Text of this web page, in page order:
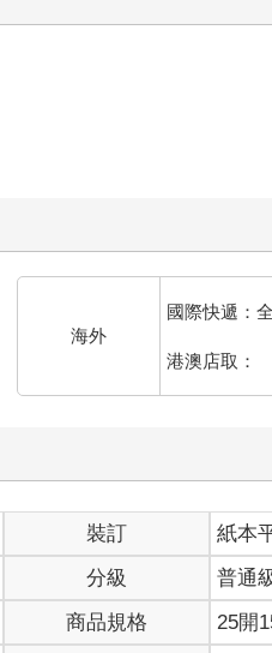
海外
國際快遞：
港澳店取：
裝訂
紙本
分級
普通
商品規格
25開